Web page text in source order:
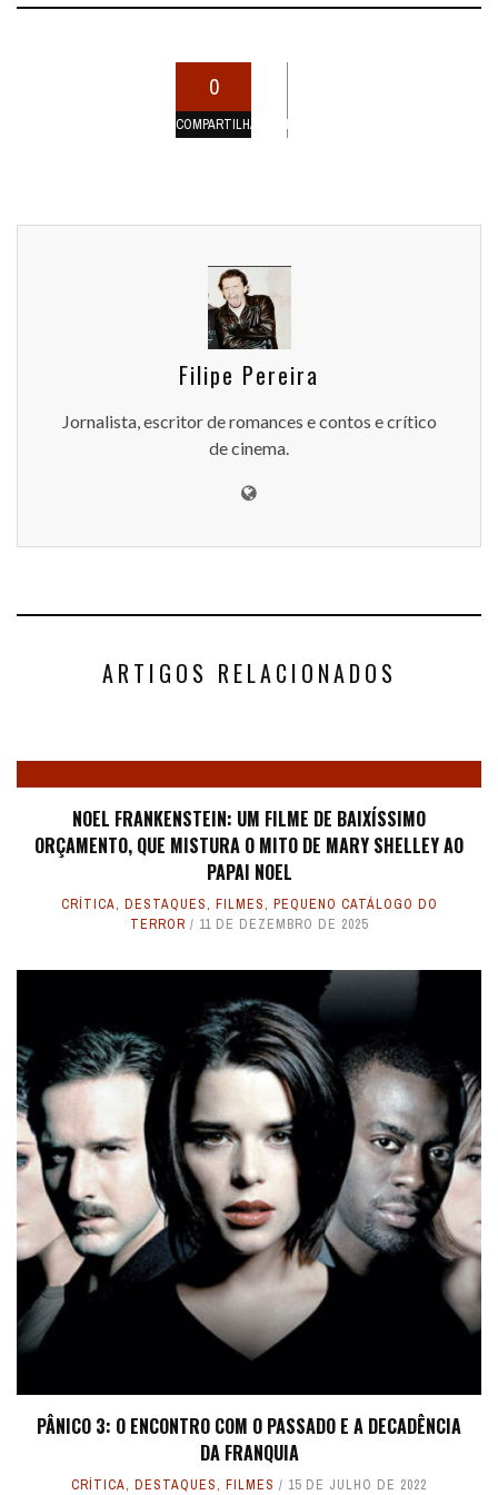
0
COMPARTILHAMENTOS
Filipe Pereira
Jornalista, escritor de romances e contos e crítico
de cinema.
ARTIGOS RELACIONADOS
NOEL FRANKENSTEIN: UM FILME DE BAIXÍSSIMO
ORÇAMENTO, QUE MISTURA O MITO DE MARY SHELLEY AO
PAPAI NOEL
CRÍTICA, DESTAQUES, FILMES, PEQUENO CATÁLOGO DO
TERROR
11 DE DEZEMBRO DE 2025
PÂNICO 3: O ENCONTRO COM O PASSADO E A DECADÊNCIA
DA FRANQUIA
CRÍTICA, DESTAQUES, FILMES 15 DE JULHO DE 2022